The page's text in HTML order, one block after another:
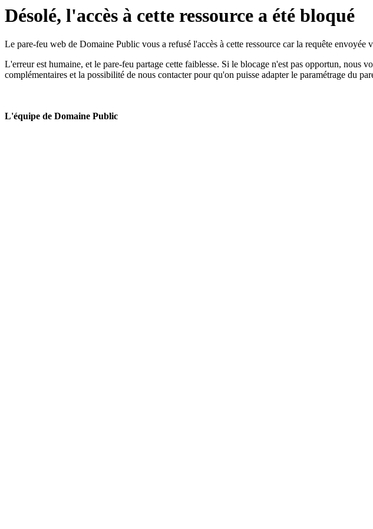
Désolé, l'accès à cette ressource a été bloqué
Le pare-feu web de Domaine Public vous a refusé l'accès à cette ressource car la requête envoyée
L'erreur est humaine, et le pare-feu partage cette faiblesse. Si le blocage n'est pas opportun, nous
complémentaires et la possibilité de nous contacter pour qu'on puisse adapter le paramétrage du
L'équipe de Domaine Public